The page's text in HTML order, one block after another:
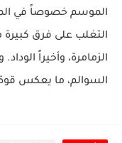
الموسم خصوصاً في
التغلب على فرق
الزمامرة، وأخيراً
السوالم، ما يعكس قوة